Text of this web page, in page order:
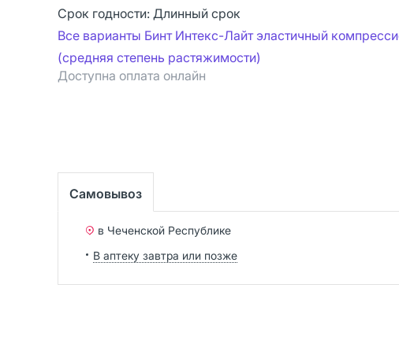
Срок годности: Длинный срок
Все варианты Бинт Интекс-Лайт эластичный
(средняя степень растяжимости)
Доступна оплата онлайн
Самовывоз
в Чеченской Республике
В аптеку завтра или позже